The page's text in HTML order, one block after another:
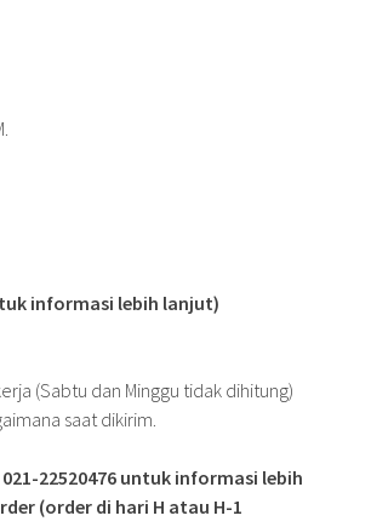
informasi lebih lanjut)
(Sabtu dan Minggu tidak dihitung)
saat dikirim.
22520476 untuk informasi lebih
(order di hari H atau H-1